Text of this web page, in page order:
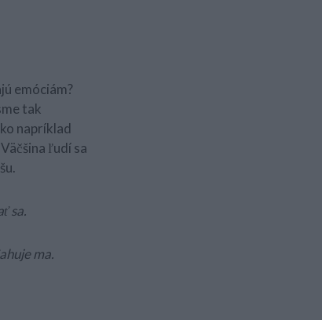
emóciám?
tak
napríklad
ľudí sa
sa.
ma.